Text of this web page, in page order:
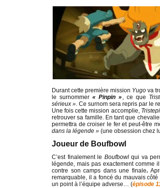
Durant cette première mission Yugova
le surnommer« Pinpin », ce que
sérieux ». Ce surnom sera repris par le
Une fois cette mission accomplie,
retrouver sa famille. En tant que
permettra de croiser le fer et peut-être
dans la légende » (une obsession chez
Joueur de Boufbowl
C’est finalement le Boufbowlqui va
légende, mais pas exactement comme
contre son camps dans une finale.
remarquable, il a foncé du mauvais
un point à l’équipe adverse… (épisode